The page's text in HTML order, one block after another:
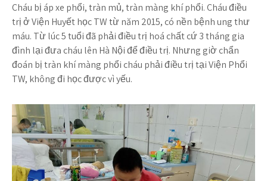
Cháu bị áp xe phổi, tràn mủ, tràn màng khí phổi. Cháu điều
trị ở Viện Huyết học TW từ năm 2015, có nền bệnh ung thư
máu. Từ lúc 5 tuổi đã phải điều trị hoá chất cứ 3 tháng gia
đình lại đưa cháu lên Hà Nội để điều trị. Nhưng giờ chẩn
đoán bị tràn khí màng phổi cháu phải điều trị tại Viện Phổi
TW, không đi học được vì yếu.